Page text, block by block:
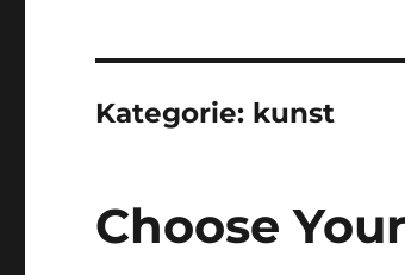
Kategorie: kunst
Choose